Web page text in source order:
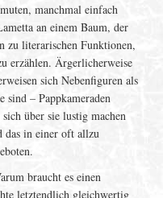
manchmal einfach
an einem Baum, der
zu literarischen Funktionen,
erzählen. Ärgerlicherweise
sich Nebenfiguren als
sind – Pappkameraden
über sie lustig machen
das in einer oft allzu
braucht es einen
letztendlich gleichwertig